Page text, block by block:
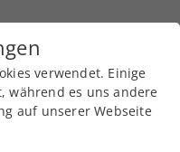
verwendet. Einige
während es uns andere
auf unserer Webseite